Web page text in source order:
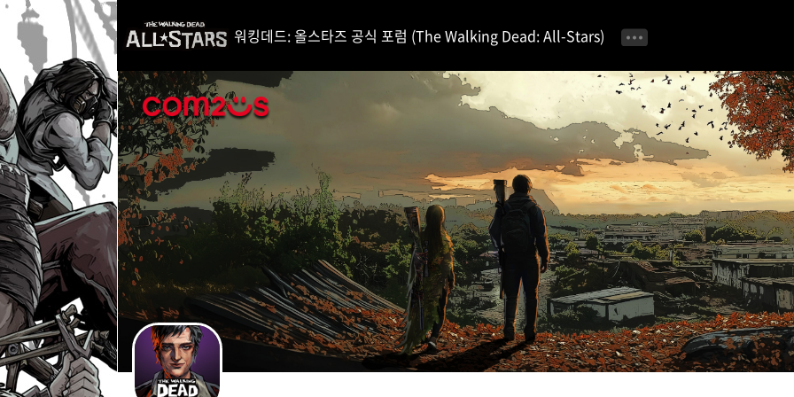
o
C
o
n
t
e
n
t
워킹데드: 올스타즈 공식 포럼 (The Walking Dead: All-Stars)
공지사항 📢 이벤트 안내 🎁 자유 게시판 공략 & 팁